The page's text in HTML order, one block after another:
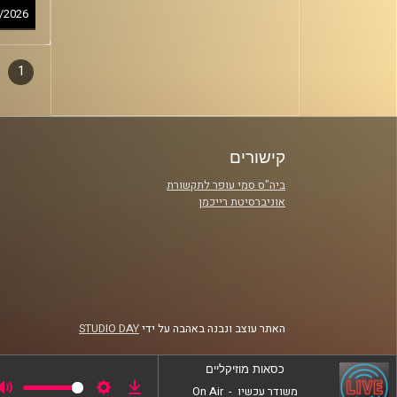
סגירה
1
קישורים
ביה"ס סמי עופר לתקשורת
אוניברסיטת רייכמן
האתר עוצב ונבנה באהבה על ידיSTUDIO DAY
כסאות מוזיקליים
משודר עכשיו -
On Air